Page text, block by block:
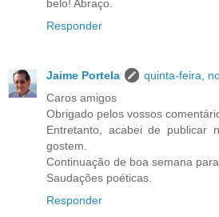
belo! Abraço.
Responder
Jaime Portela
quinta-feira,
Caros amigos
Obrigado pelos vossos
Entretanto, acabei de publicar
gostem.
Continuação de boa semana para
Saudações poéticas.
Responder